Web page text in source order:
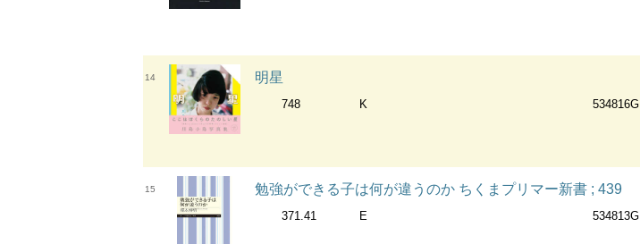
14 明星
748 K 534816G
15 勉強ができる子は何が違うのか ちくまプリマー新書 ; 439
371.41 E 534813G